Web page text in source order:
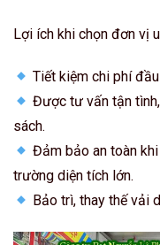
Lợi ích khi chọn đơn vị
Tiết kiệm chi phí
Được tư vấn tận
sách.
Đảm bảo an toàn
trường diện tích lớn.
Bảo trì, thay thế vải